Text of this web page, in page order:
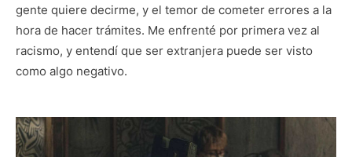
gente quiere decirme, y el temor de cometer errores a la
hora de hacer trámites. Me enfrenté por primera vez al
racismo, y entendí que ser extranjera puede ser visto
como algo negativo.